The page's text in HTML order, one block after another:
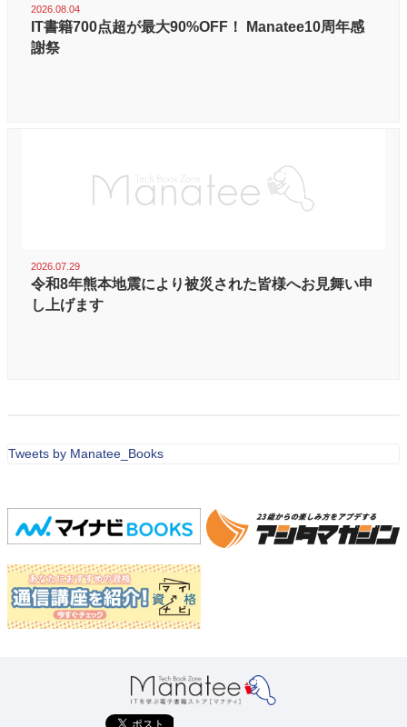
2026.08.04
IT書籍700点超が最大90%OFF！ Manatee10周年感
謝祭
2026.07.29
令和8年熊本地震により被災された皆様へお見舞い申
し上げます
Tweets by Manatee_Books